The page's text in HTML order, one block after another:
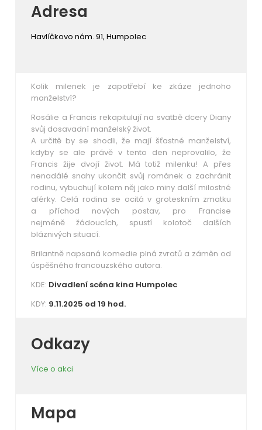
Adresa
Havlíčkovo nám. 91, Humpolec
Kolik milenek je zapotřebí ke zkáze jednoho
manželství?
Rosálie a Francis rekapitulují na svatbě dcery Diany
svůj dosavadní manželský život.
A určitě by se shodli, že mají šťastné manželství,
kdyby se ale právě v tento den neprovalilo, že
Francis žije dvojí život. Má totiž milenku! A přes
nenadálé snahy ukončit svůj románek a zachránit
rodinu, vybuchují kolem něj jako miny další milostné
aférky. Celá rodina se ocitá v groteskním zmatku
a příchod nových postav, pro Francise
nejméně žádoucích, spustí kolotoč dalších
bláznivých situací.
Brilantně napsaná komedie plná zvratů a záměn od
úspěšného francouzského autora.
KDE: Divadlení scéna kina Humpolec
KDY: 9.11.2025 od 19 hod.
Odkazy
Více o akci
Mapa